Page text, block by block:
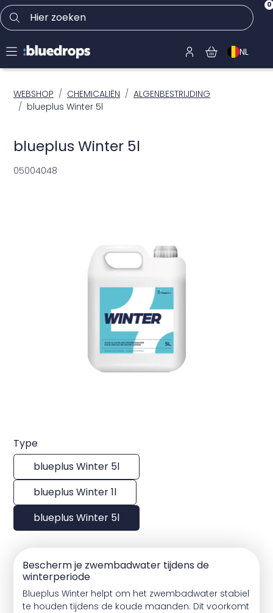
Hier zoeken 0
NL
WEBSHOP CHEMICALIËN
ALGENBESTRIJDING
blueplus Winter 5l
blueplus Winter 5l
05004048
Type
blueplus Winter 5l
blueplus Winter 1l
blueplus Winter 5l
Bescherm je zwembadwater tijdens de
winterperiode
Blueplus Winter helpt om het zwembadwater stabiel
te houden tijdens de koude maanden. Dit voorkomt